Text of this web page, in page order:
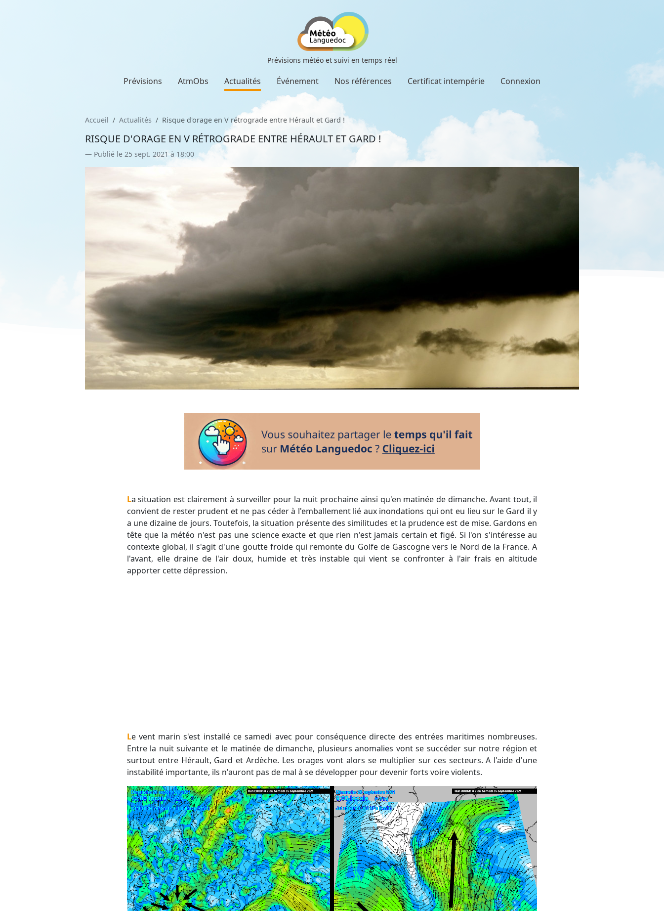
Prévisions météo et suivi en temps réel
Prévisions AtmObs Actualités Événement Nos références Certificat intempérie Connexion
Accueil Actualités Risque d'orage en V rétrograde entre Hérault et Gard !
RISQUE D'ORAGE EN V RÉTROGRADE ENTRE HÉRAULT ET GARD !
Publié le 25 sept. 2021 à 18:00
La situation est clairement à surveiller pour la nuit prochaine ainsi qu'en matinée de dimanche. Avant tout, il
convient de rester prudent et ne pas céder à l'emballement lié aux inondations qui ont eu lieu sur le Gard il y
a une dizaine de jours. Toutefois, la situation présente des similitudes et la prudence est de mise. Gardons en
tête que la météo n'est pas une science exacte et que rien n'est jamais certain et figé. Si l'on s'intéresse au
contexte global, il s'agit d'une goutte froide qui remonte du Golfe de Gascogne vers le Nord de la France. A
l'avant, elle draine de l'air doux, humide et très instable qui vient se confronter à l'air frais en altitude
apporter cette dépression.
Le vent marin s'est installé ce samedi avec pour conséquence directe des entrées maritimes nombreuses.
Entre la nuit suivante et le matinée de dimanche, plusieurs anomalies vont se succéder sur notre région et
surtout entre Hérault, Gard et Ardèche. Les orages vont alors se multiplier sur ces secteurs. A l'aide d'une
instabilité importante, ils n'auront pas de mal à se développer pour devenir forts voire violents.